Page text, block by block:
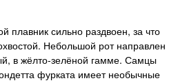
плавник сильно раздвоен, за что
Небольшой рот направлен
в жёлто-зелёной гамме. Самцы
фурката имеет необычные